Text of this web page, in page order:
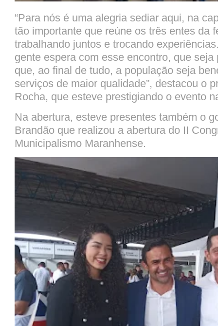
“Para nós é uma alegria sediar aqui, na
tão importante que reúne os três entes da
trabalhando juntos e trocando
gente espera com esse encontro, que seja
que, ao final de tudo, a população seja
serviços de maior qualidade”, destacou o
Rocha, que esteve prestigiando o evento
Na abertura, esteve presentes também o
Brandão que realizou a abertura do II
Municipalismo Maranhense.